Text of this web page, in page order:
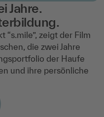
Jahre.
“s.mile”, zeigt der Film
die zwei Jahre
der Haufe
und ihre persönliche